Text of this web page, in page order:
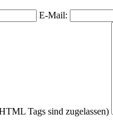
E-Mail:
Tags sind zugelassen)